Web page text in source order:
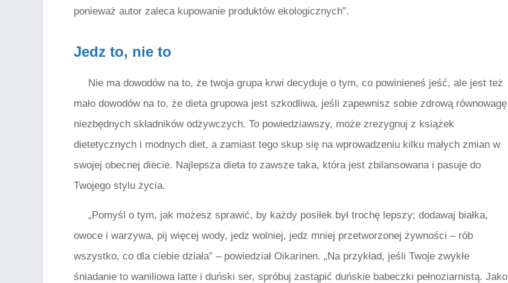
ponieważ autor zaleca kupowanie produktów ekologicznych”.
Jedz to, nie to
Nie ma dowodów na to, że twoja grupa krwi decyduje o tym, co powinieneś jeść, ale jest też
mało dowodów na to, że dieta grupowa jest szkodliwa, jeśli zapewnisz sobie zdrową równowagę
niezbędnych składników odżywczych. To powiedziawszy, może zrezygnuj z książek
dietetycznych i modnych diet, a zamiast tego skup się na wprowadzeniu kilku małych zmian w
swojej obecnej diecie. Najlepsza dieta to zawsze taka, która jest zbilansowana i pasuje do
Twojego stylu życia.
„Pomyśl o tym, jak możesz sprawić, by każdy posiłek był trochę lepszy; dodawaj białka,
owoce i warzywa, pij więcej wody, jedz wolniej, jedz mniej przetworzonej żywności – rób
wszystko, co dla ciebie działa” – powiedział Oikarinen. „Na przykład, jeśli Twoje zwykłe
śniadanie to waniliowa latte i duński ser, spróbuj zastąpić duńskie babeczki pełnoziarnistą. Jako